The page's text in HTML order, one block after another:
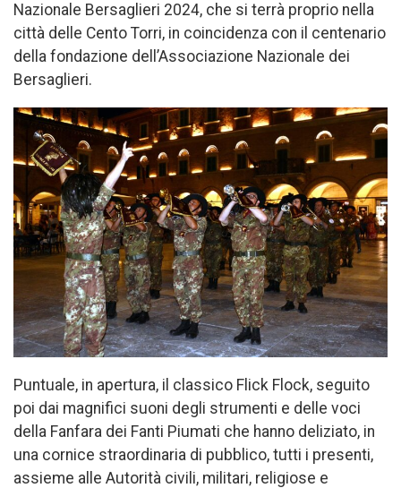
Nazionale Bersaglieri 2024, che si terrà proprio nella
città delle Cento Torri, in coincidenza con il centenario
della fondazione dell’Associazione Nazionale dei
Bersaglieri.
Puntuale, in apertura, il classico Flick Flock, seguito
poi dai magnifici suoni degli strumenti e delle voci
della Fanfara dei Fanti Piumati che hanno deliziato, in
una cornice straordinaria di pubblico, tutti i presenti,
assieme alle Autorità civili, militari, religiose e